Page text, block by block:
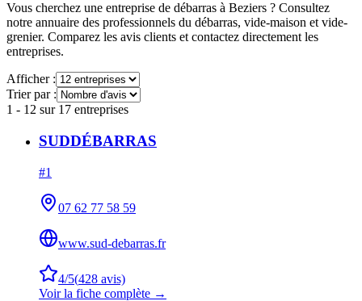
Vous cherchez une entreprise de débarras à Beziers ? Consultez
notre annuaire des professionnels du débarras, vide-maison et vide-
grenier. Comparez les avis clients et contactez directement les
entreprises.
Afficher :
Trier par :
1 - 12 sur 17 entreprises
SUDDÉBARRAS
#1
07 62 77 58 59
www.sud-debarras.fr
4/5(428 avis)
Voir la fiche complète →